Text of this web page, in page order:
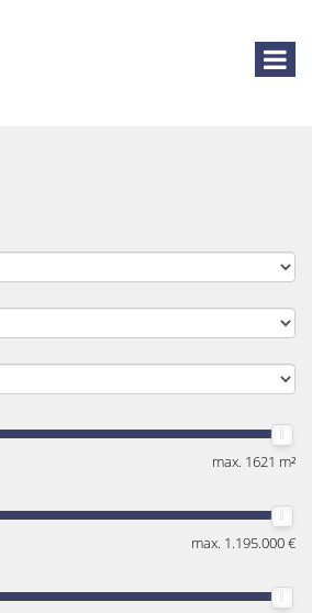
max. 1621 m²
max. 1.195.000 €